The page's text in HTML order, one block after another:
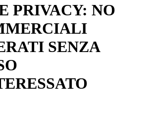
PRIVACY: NO
SENZA